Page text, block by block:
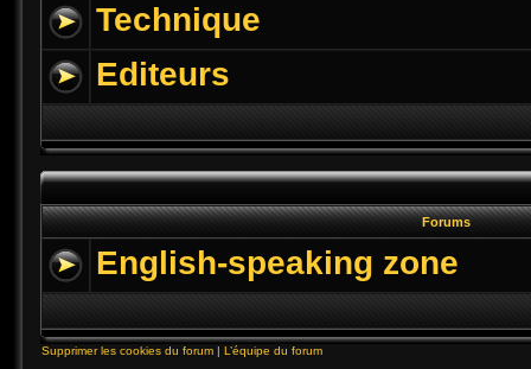
Technique
Editeurs
Forums
English-speaking zone
Supprimer les cookies du forum | L’équipe du forum